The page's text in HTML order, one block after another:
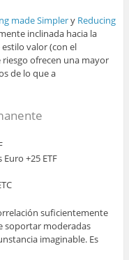
made Simplery Reducing
inclinada hacia la
valor (con el
ofrecen una mayor
de lo que a
+25 ETF
suficientemente
soportar moderadas
imaginable. Es